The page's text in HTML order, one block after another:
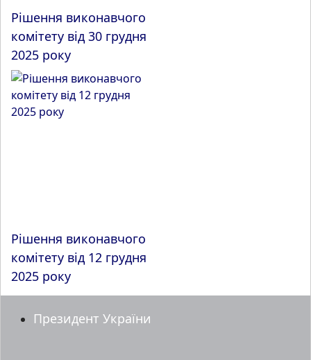
Рішення виконавчого
комітету від 30 грудня
2025 року
Рішення виконавчого
комітету від 12 грудня
2025 року
Президент України